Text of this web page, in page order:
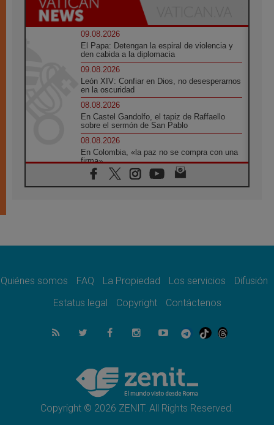
09.08.2026
El Papa: Detengan la espiral de violencia y
den cabida a la diplomacia
09.08.2026
León XIV: Confiar en Dios, no desesperarnos
en la oscuridad
08.08.2026
En Castel Gandolfo, el tapiz de Raffaello
sobre el sermón de San Pablo
08.08.2026
En Colombia, «la paz no se compra con una
firma»
08.08.2026
En Venezuela celebraron los 416 años del
08.08.2026
07.08.2026
se convierte en diócesis
Honduras: Los desplazados invisibles de una
crisis olvidada
Bokalic: "En Argentina el Papa León señalará
el compromiso del cristiano"
Quiénes somos FAQ La Propiedad Los servicios
Difusión
Estatus legal
Copyright Contáctenos
Copyright © 2026 ZENIT. All Rights Reserved.